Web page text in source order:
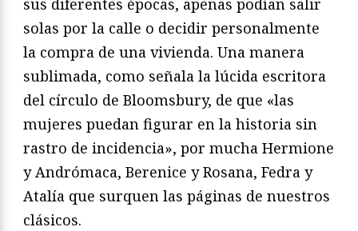
sus diferentes épocas, apenas podían salir
solas por la calle o decidir personalmente
la compra de una vivienda. Una manera
sublimada, como señala la lúcida escritora
del círculo de Bloomsbury, de que «las
mujeres puedan figurar en la historia sin
rastro de incidencia», por mucha Hermione
y Andrómaca, Berenice y Rosana, Fedra y
Atalía que surquen las páginas de nuestros
clásicos.